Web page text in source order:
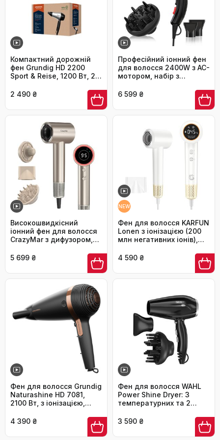
Компактний дорожній
фен Grundig HD 2200
Sport & Reise, 1200 Вт, 2
швидкості, складана
ручка, сріблясто-чорний
2 490 ₴
Професійний іонний фен
для волосся 2400W з AC-
мотором, набір з
насадками для
стайлінгу, чорний (версія
2.0)
6 599 ₴
Високошвидкісний
іонний фен для волосся
CrazyMar з дифузором,
температурні режими,
58дБ, колір Champagne
Gold
5 699 ₴
NEW
Фен для волосся KARFUN
Lonen з іонізацією (200
млн негативних іонів),
000 об/хв, смарт-
сушка, низький рівень
шуму 57дБ, білий
4 590 ₴
Фен для волосся Grundig
Naturashine HD 7081,
2100 Вт, з іонізацією,
макадамією та
автоматичним
4 390 ₴
Фен для волосся WAHL
Power Shine Dryer: 3
температурних та 2
функція холодного
швидке сушіння та
3 590 ₴